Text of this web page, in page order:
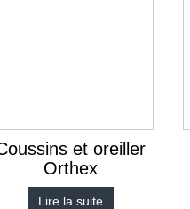
et oreiller
Orthex
Lire la suite